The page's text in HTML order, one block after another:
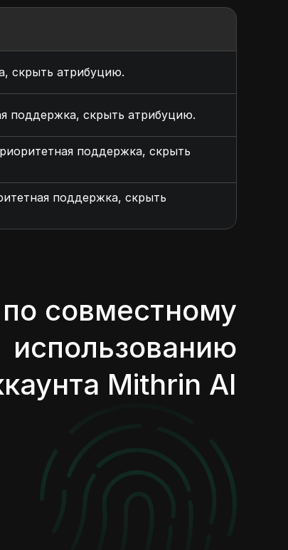
скрыть атрибуцию.
поддержка, скрыть атрибуцию.
поддержка, скрыть
поддержка, скрыть
по совместному
использованию
Mithrin AI